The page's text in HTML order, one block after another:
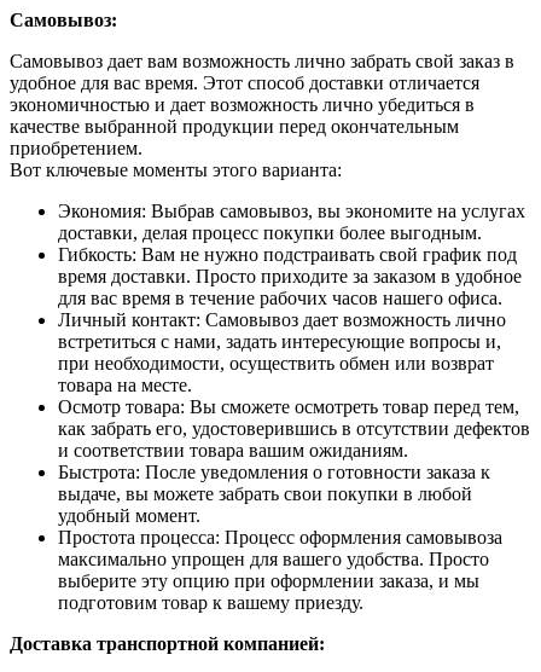
Самовывоз:
Самовывоз дает вам возможность лично забрать свой заказ в
удобное для вас время. Этот способ доставки отличается
экономичностью и дает возможность лично убедиться в
качестве выбранной продукции перед окончательным
приобретением.
Вот ключевые моменты этого варианта:
Экономия: Выбрав самовывоз, вы экономите на услугах
доставки, делая процесс покупки более выгодным.
Гибкость: Вам не нужно подстраивать свой график под
время доставки. Просто приходите за заказом в удобное
для вас время в течение рабочих часов нашего офиса.
Личный контакт: Самовывоз дает возможность лично
встретиться с нами, задать интересующие вопросы и,
при необходимости, осуществить обмен или возврат
товара на месте.
Осмотр товара: Вы сможете осмотреть товар перед тем,
как забрать его, удостоверившись в отсутствии дефектов
и соответствии товара вашим ожиданиям.
Быстрота: После уведомления о готовности заказа к
выдаче, вы можете забрать свои покупки в любой
удобный момент.
Простота процесса: Процесс оформления самовывоза
максимально упрощен для вашего удобства. Просто
выберите эту опцию при оформлении заказа, и мы
подготовим товар к вашему приезду.
Доставка транспортной компанией: